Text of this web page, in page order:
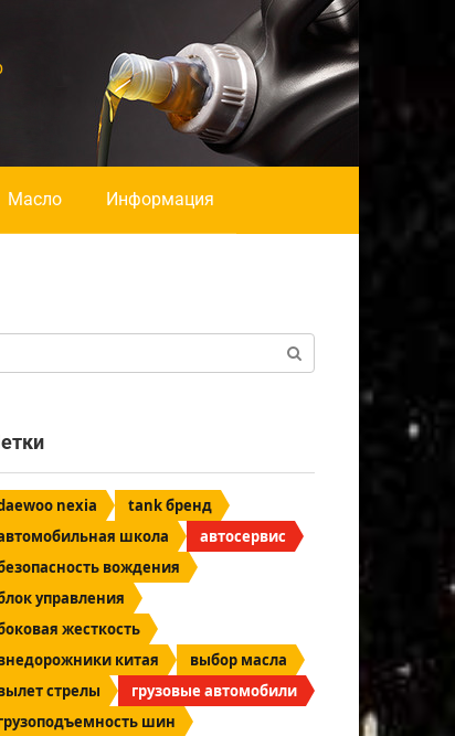
Масло Информация
nexia
tank бренд
школа
автосервис
вождения
управления
жесткость
китая
выбор масла
стрелы
грузовые автомобили
шин